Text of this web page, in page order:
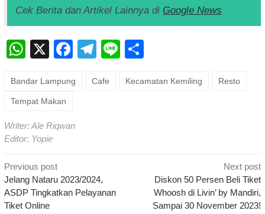
Cek Berita dan Artikel Lainnya di Google News
WhatsApp
X Facebook
Telegram
Line
Bandar Lampung Cafe Kecamatan Kemiling Resto
Tempat Makan
Writer: Ale Riqwan
Editor: Yopie
Post
navigation
Previous post
Jelang Nataru 2023/2024,
ASDP Tingkatkan Pelayanan
Tiket Online
Next post
Diskon 50 Persen Beli Tiket
Whoosh di Livin’ by Mandiri,
Sampai 30 November 2023!